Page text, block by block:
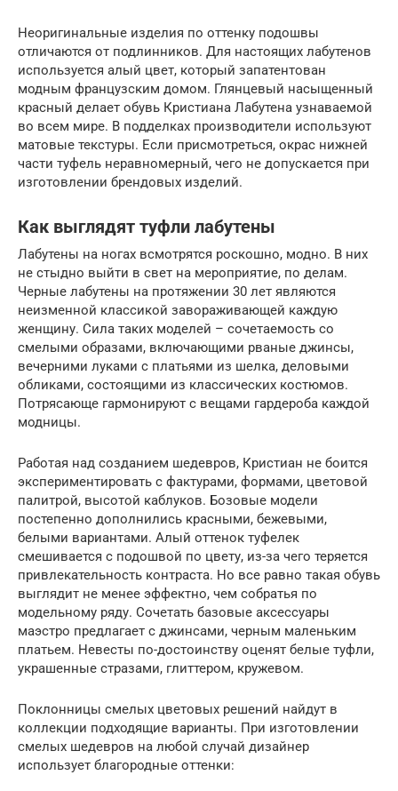
Неоригинальные изделия по оттенку подошвы
отличаются от подлинников. Для настоящих лабутенов
используется алый цвет, который запатентован
модным французским домом. Глянцевый насыщенный
красный делает обувь Кристиана Лабутена узнаваемой
во всем мире. В подделках производители используют
матовые текстуры. Если присмотреться, окрас нижней
части туфель неравномерный, чего не допускается при
изготовлении брендовых изделий.
Как выглядят туфли лабутены
Лабутены на ногах всмотрятся роскошно, модно. В них
не стыдно выйти в свет на мероприятие, по делам.
Черные лабутены на протяжении 30 лет являются
неизменной классикой завораживающей каждую
женщину. Сила таких моделей – сочетаемость со
смелыми образами, включающими рваные джинсы,
вечерними луками с платьями из шелка, деловыми
обликами, состоящими из классических костюмов.
Потрясающе гармонируют с вещами гардероба каждой
модницы.
Работая над созданием шедевров, Кристиан не боится
экспериментировать с фактурами, формами, цветовой
палитрой, высотой каблуков. Бозовые модели
постепенно дополнились красными, бежевыми,
белыми вариантами. Алый оттенок туфелек
смешивается с подошвой по цвету, из-за чего теряется
привлекательность контраста. Но все равно такая обувь
выглядит не менее эффектно, чем собратья по
модельному ряду. Сочетать базовые аксессуары
маэстро предлагает с джинсами, черным маленьким
платьем. Невесты по-достоинству оценят белые туфли,
украшенные стразами, глиттером, кружевом.
Поклонницы смелых цветовых решений найдут в
коллекции подходящие варианты. При изготовлении
смелых шедевров на любой случай дизайнер
использует благородные оттенки: